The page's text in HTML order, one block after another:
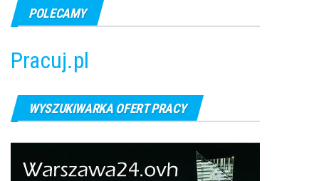
POLECAMY
Pracuj.pl
WYSZUKIWARKA OFERT PRACY